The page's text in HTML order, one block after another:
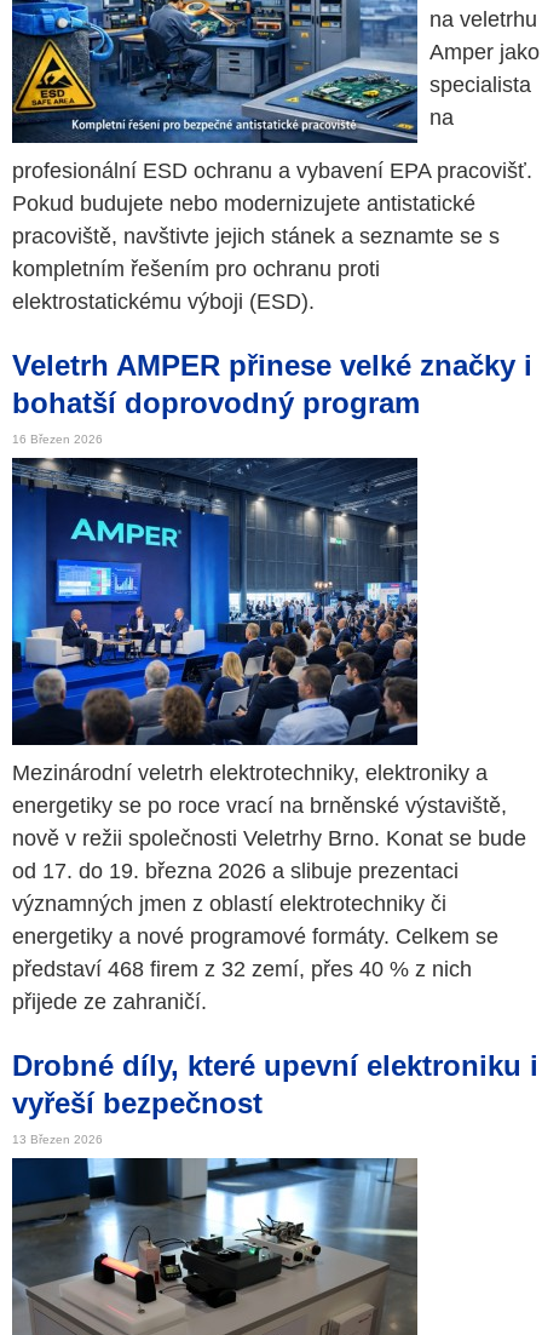
na veletrhu
Amper jako
specialista
na
profesionální ESD ochranu a vybavení EPA pracovišť.
Pokud budujete nebo modernizujete antistatické
pracoviště, navštivte jejich stánek a seznamte se s
kompletním řešením pro ochranu proti
elektrostatickému výboji (ESD).
Veletrh AMPER přinese velké značky i
bohatší doprovodný program
16 Březen 2026
Mezinárodní veletrh elektrotechniky, elektroniky a
energetiky se po roce vrací na brněnské výstaviště,
nově v režii společnosti Veletrhy Brno. Konat se bude
od 17. do 19. března 2026 a slibuje prezentaci
významných jmen z oblastí elektrotechniky či
energetiky a nové programové formáty. Celkem se
představí 468 firem z 32 zemí, přes 40 % z nich
přijede ze zahraničí.
Drobné díly, které upevní elektroniku i
vyřeší bezpečnost
13 Březen 2026